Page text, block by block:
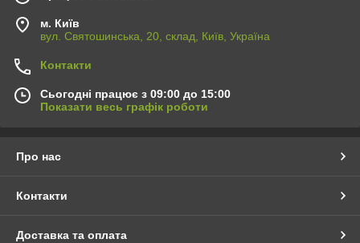
м. Київ
вул. Святошинська, 20, склад, Київ, Україна
Контакти
Сьогодні працює з 09:00 до 15:00
Показати весь графік роботи
Про нас
Контакти
Доставка та оплата